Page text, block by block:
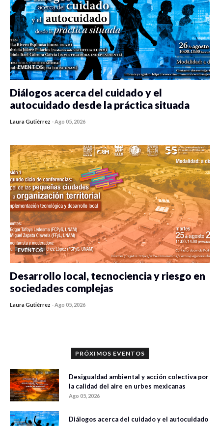
EVENTOS
Diálogos acerca del cuidado y el
autocuidado desde la práctica situada
Laura Gutiérrez -Ago 05, 2026
EVENTOS
Desarrollo local, tecnociencia y riesgo en
sociedades complejas
Laura Gutiérrez -Ago 05, 2026
PRÓXIMOS EVENTOS
Desigualdad ambiental y acción colectiva por
la calidad del aire en urbes mexicanas
Ago 05, 2026
Diálogos acerca del cuidado y el autocuidado